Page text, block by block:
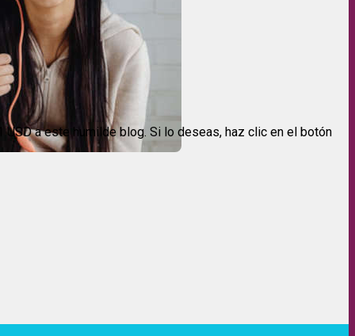
USD a este humilde blog. Si lo deseas, haz clic en el botón